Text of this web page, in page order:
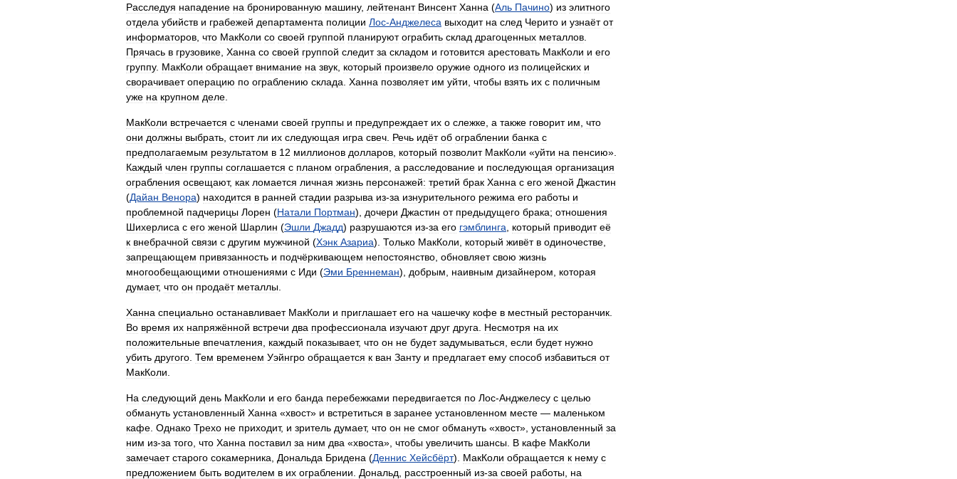
Расследуя нападение на бронированную машину, лейтенант Винсент Ханна (Аль Пачино) из элитного
отдела убийств и грабежей департамента полиции Лос-Анджелеса выходит на след Черито и узнаёт от
информаторов что МакКоли со своей группой планируют ограбить склад драгоценных металлов
Прячась в грузовике Ханна со своей группой следит за складом и готовится арестовать МакКоли и его
группу. МакКоли обращает внимание на звук который произвело оружие одного из полицейских и
сворачивает операцию по ограблению склада Ханна позволяет им уйти чтобы взять их с поличным
уже на крупном деле
МакКоли встречается с членами своей группы и предупреждает их о слежке а также говорит им что
они должны выбрать стоит ли их следующая игра свеч Речь идёт об ограблении банка с
предполагаемым результатом в 12 миллионов долларов который позволит МакКоли «уйти на пенсию».
Каждый член группы соглашается с планом ограбления а расследование и последующая организация
ограбления освещают, как ломается личная жизнь персонажей: третий брак Ханна с его женой Джастин
(Дайан Венора) находится в ранней стадии разрыва из-за изнурительного режима его работы и
проблемной падчерицы Лорен (Натали Портман), дочери Джастин от предыдущего брака; отношения
Шихерлиса с его женой Шарлин (Эшли Джадд) разрушаются из-за его гэмблинга который приводит её
к внебрачной связи с другим мужчиной (Хэнк Азариа). Только МакКоли который живёт в одиночестве
запрещающем привязанность и подчёркивающем непостоянство обновляет свою жизнь
многообещающими отношениями с Иди (Эми Бреннеман), добрым наивным дизайнером
которая
думает, что он продаёт металлы
Ханна специально останавливает МакКоли и приглашает его на чашечку кофе в местный ресторанчик
Во время их напряжённой встречи два профессионала изучают друг друга Несмотря на их
положительные впечатления каждый показывает, что он не будет задумываться если будет нужно
убить другого Тем временем Уэйнгро обращается к ван Занту и предлагает ему способ избавиться от
МакКоли
На следующий день МакКоли и его банда перебежками передвигается по Лос-Анджелесу с целью
обмануть установленный Ханна «хвост» и встретиться в заранее установленном месте — маленьком
кафе Однако Трехо не приходит, и зритель думает, что он не смог обмануть «хвост», установленный за
ним из-за того что Ханна поставил за ним два «хвоста», чтобы увеличить шансы В кафе МакКоли
замечает старого сокамерника Дональда Бридена (Деннис Хейсбёрт). МакКоли обращается к нему с
предложением быть водителем в их ограблении Дональд расстроенный из-за своей работы на